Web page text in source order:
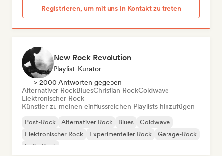
Registrieren, um mit uns in Kontakt zu treten
New Rock Revolution
Playlist-Kurator
> 2000 Antworten gegeben
Alternativer RockBluesChristian RockColdwave
Elektronischer Rock
Künstler zu meinen einflussreichen Playlists hinzufügen
Post-Rock Alternativer Rock Blues
Coldwave
Elektronischer Rock
Experimenteller Rock
Garage-Rock
Indie-Rock